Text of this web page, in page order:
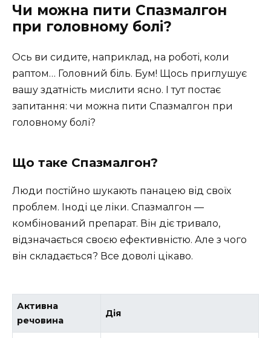
Чи можна пити Спазмалгон
при головному болі?
Ось ви сидите, наприклад, на роботі, коли
раптом… Головний біль. Бум! Щось приглушує
вашу здатність мислити ясно. І тут постає
запитання: чи можна пити Спазмалгон при
головному болі?
Що таке Спазмалгон?
Люди постійно шукають панацею від своїх
проблем. Іноді це ліки. Спазмалгон —
комбінований препарат. Він діє тривало,
відзначається своєю ефективністю. Але з чого
він складається? Все доволі цікаво.
Активна
речовина
Дія